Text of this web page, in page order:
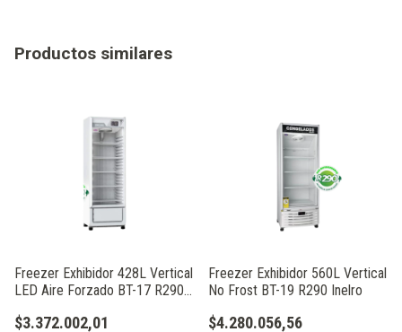
Productos similares
Freezer Exhibidor 428L Vertical
LED Aire Forzado BT-17 R290
$3.372.002,01
Freezer Exhibidor 560L Vertical
No Frost BT-19 R290 Inelro
$4.280.056,56